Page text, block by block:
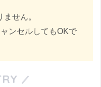
せん。
ンセルしてもOKで